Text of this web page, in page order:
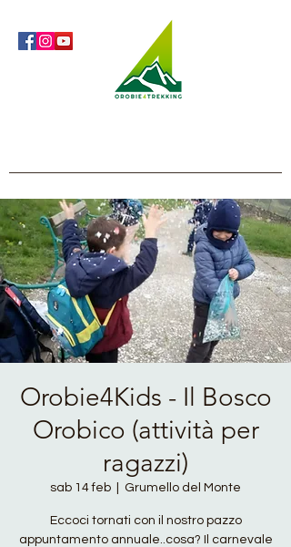
Orobie4Kids - Il Bosco
Orobico (attività per
ragazzi)
sab 14 feb Grumello del Monte
Eccoci tornati con il nostro pazzo
appuntamento annuale..cosa? Il carnevale